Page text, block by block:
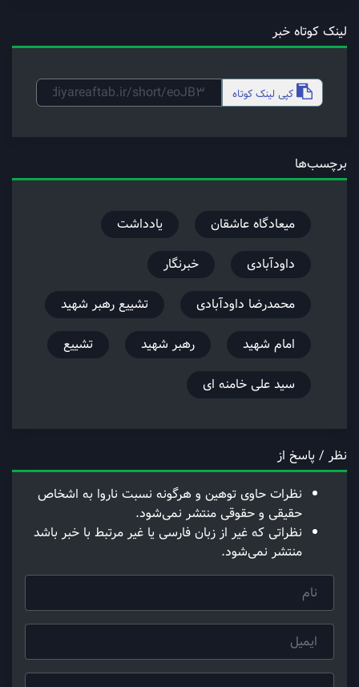
لینک کوتاه خبر
کپی لینک کوتاه
برچسب‌ها
میعادگاه عاشقان
یادداشت
داودآبادی
خبرنگار
محمدرضا داودآبادی
تشییع رهبر شهید
امام شهید
رهبر شهید
تشییع
سید علی خامنه ای
نظر / پاسخ از
نظرات حاوی توهین و هرگونه نسبت ناروا به اشخاص
حقیقی و حقوقی منتشر نمی‌شود.
نظراتی که غیر از زبان فارسی یا غیر مرتبط با خبر باشد
منتشر نمی‌شود.